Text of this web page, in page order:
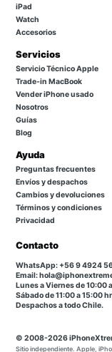
iPad
Watch
Accesorios
Servicios
Servicio Técnico Apple
Trade-in MacBook
Vender iPhone usado
Nosotros
Guías
Blog
Ayuda
Preguntas frecuentes
Envíos y despachos
Cambios y devoluciones
Términos y condiciones
Privacidad
Contacto
WhatsApp: +56 9 4924
Email:
Lunes a Viernes de 10:00
Sábado de 11:00 a 15:00
Despachos a todo Chile.
© 2008-2026
Sitio independiente. Apple,